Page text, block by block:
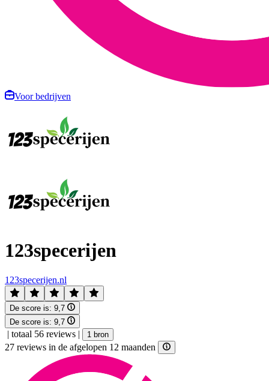
Voor bedrijven
123specerijen
123specerijen.nl
De score is: 9,7
De score is: 9,7
| totaal 56 reviews | 1 bron
27 reviews in de afgelopen 12 maanden